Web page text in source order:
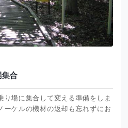
集合
り場に集合して変える準備をしま
ーケルの機材の返却も忘れずにお